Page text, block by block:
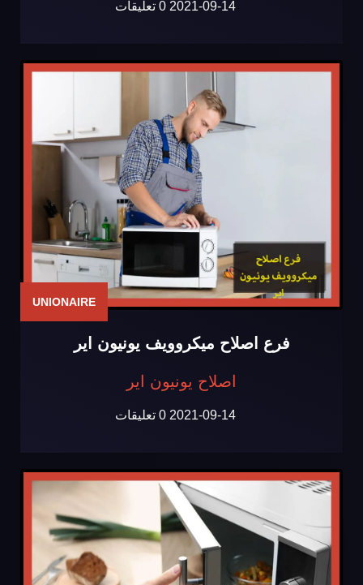
2021-09-14 0 تعليقات
UNIONAIRE
فرع اصلاح ميكروويف يونيون اير
اصلاح يونيون اير
2021-09-14 0 تعليقات